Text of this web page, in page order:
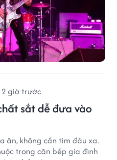
2 giờ trước
sắt dễ đưa vào
ăn, không cần tìm đâu xa.
trong căn bếp gia đình